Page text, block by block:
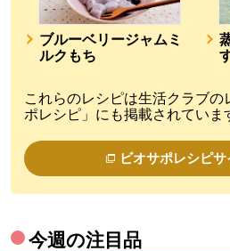
ブルーベリージャムミ
ルクもち
これらのレシピは生活クラブの
ポレシピ」にも掲載されていま
ビオサポレシピ
今週の注目品